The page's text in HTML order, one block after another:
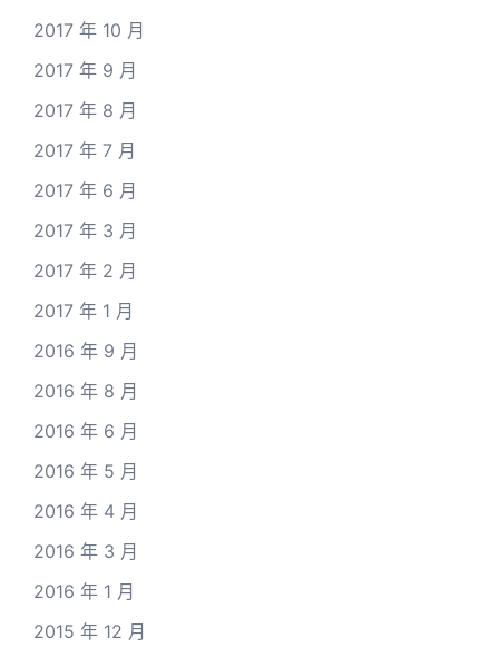
2017 年 10 月
2017 年 9 月
2017 年 8 月
2017 年 7 月
2017 年 6 月
2017 年 3 月
2017 年 2 月
2017 年 1 月
2016 年 9 月
2016 年 8 月
2016 年 6 月
2016 年 5 月
2016 年 4 月
2016 年 3 月
2016 年 1 月
2015 年 12 月